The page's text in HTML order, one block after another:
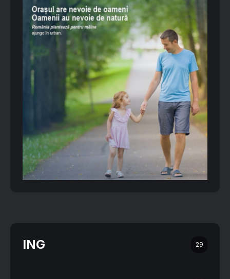
ING 29